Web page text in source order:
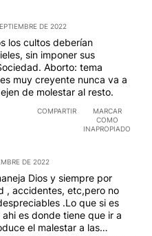
DE 2022
los cultos deberían
sin imponer sus
Aborto: tema
muy creyente nunca va a
de molestar al resto.
COMPARTIR
MARCAR
COMO
INAPROPIADO
DE 2022
Dios y siempre por
, accidentes, etc,pero no
.Lo que si es
es donde tiene que ir a
el malestar a las